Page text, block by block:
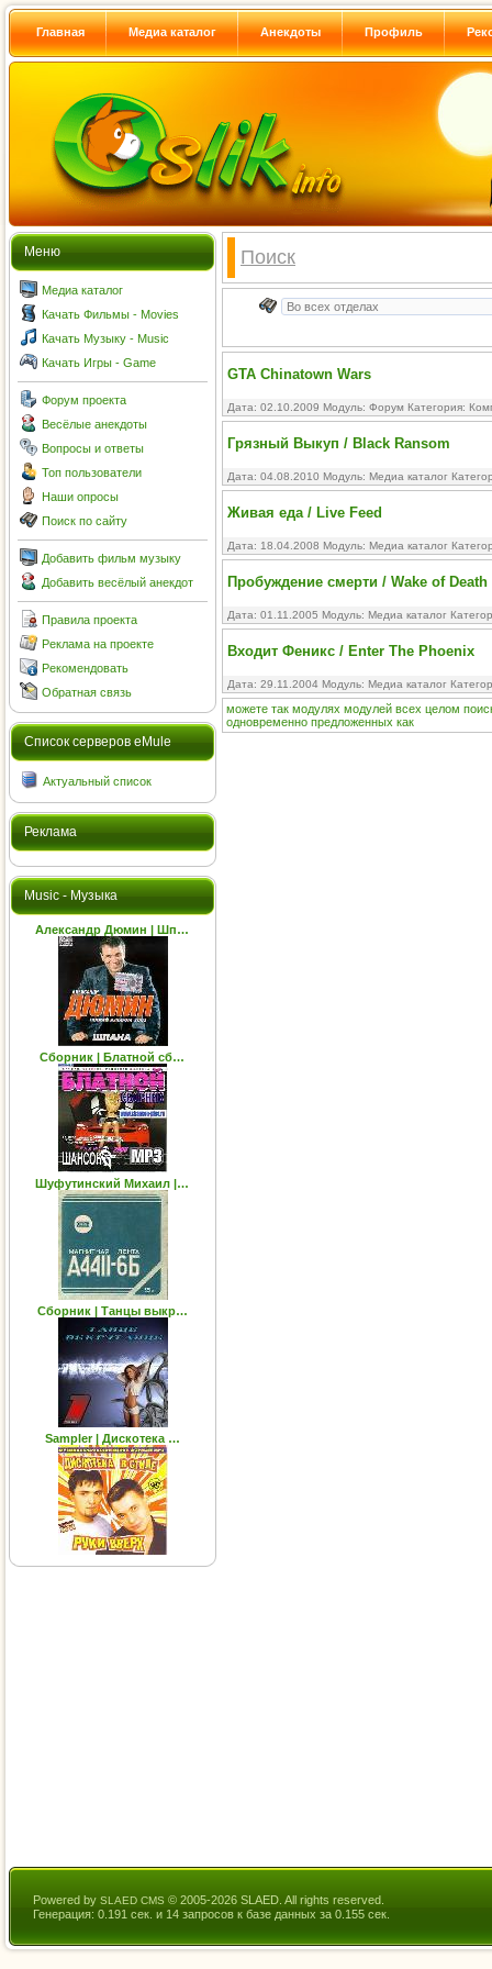
Главная Медиа каталог Анекдоты Профиль
Меню
Медиа каталог
Качать Фильмы - Movies
Качать Музыку - Music
Качать Игры - Game
Форум проекта
Весёлые анекдоты
Вопросы и ответы
Топ пользователи
Наши опросы
Поиск по сайту
Добавить фильм музыку
Добавить весёлый анекдот
Правила проекта
Реклама на проекте
Рекомендовать
Обратная связь
Cписок серверов eMule
Актуальный список
Реклама
Music - Музыка
Александр Дюмин | Шп…
Сборник | Блатной сб…
Шуфутинский Михаил |…
Сборник | Танцы выкр…
Sampler | Дискотека …
Поиск
GTA Chinatown Wars
Дата: 02.10.2009 Модуль: Форум Категория:
Грязный Выкуп / Black Ransom
Дата: 04.08.2010 Модуль: Медиа каталог
Живая еда / Live Feed
Дата: 18.04.2008 Модуль: Медиа каталог
Пробуждение смерти / Wake of Death
Дата: 01.11.2005 Модуль: Медиа каталог
Входит Феникс / Enter The Phoenix
Дата: 29.11.2004 Модуль: Медиа каталог
можете так модулях модулей всех целом
одновременно предложенных как
Powered by SLAED CMS © 2005-2026 SLAED. All rights reserved.
Генерация: 0.191 сек. и 14 запросов к базе данных за 0.155 сек.